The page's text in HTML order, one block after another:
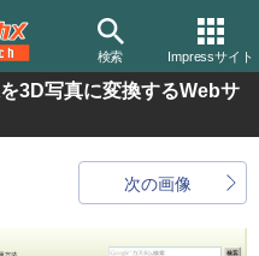
検索 Impressサイト
3D写真に変換するWebサ
次の画像